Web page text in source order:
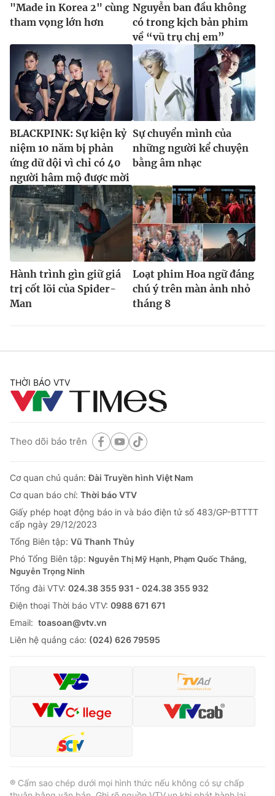
"Made in Korea 2" cùng
tham vọng lớn hơn
Nguyễn ban đầu không
có trong kịch bản phim
về “vũ trụ chị em”
BLACKPINK: Sự kiện kỷ
niệm 10 năm bị phản
ứng dữ dội vì chỉ có 40
người hâm mộ được mời
Sự chuyển mình của
những người kể chuyện
bằng âm nhạc
Hành trình gìn giữ giá
trị cốt lõi của Spider-
Man
Loạt phim Hoa ngữ đáng
chú ý trên màn ảnh nhỏ
tháng 8
THỜI BÁO VTV
Theo dõi báo trên
Cơ quan chủ quản:Đài Truyền hình Việt Nam
Cơ quan báo chí: Thời báo VTV
Giấy phép hoạt động báo in và báo điện tử số 483/GP-BTTTT
cấp ngày 29/12/2023
Tổng Biên tập: Vũ Thanh Thủy
Phó Tổng Biên tập: Nguyễn Thị Mỹ Hạnh, Phạm Quốc Thắng,
Nguyễn Trọng Ninh
Tổng đài VTV: 024.38 355 931 - 024.38 355 932
Ðiện thoại Thời báo VTV: 0988 671 671
Email: toasoan@vtv.vn
Liên hệ quảng cáo: (024) 626 79595
® Cấm sao chép dưới mọi hình thức nếu không có sự chấp